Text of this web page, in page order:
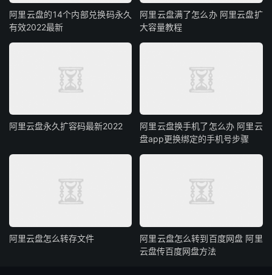
阿里云盘的14个内部兑换码永久
有效2022最新
阿里云盘满了怎么办 阿里云盘扩
大容量教程
阿里云盘永久扩容码最新2022
阿里云盘换手机了怎么办 阿里云
盘app更换绑定的手机号步骤
阿里云盘怎么转存文件
阿里云盘怎么转到百度网盘 阿里
云盘传百度网盘方法